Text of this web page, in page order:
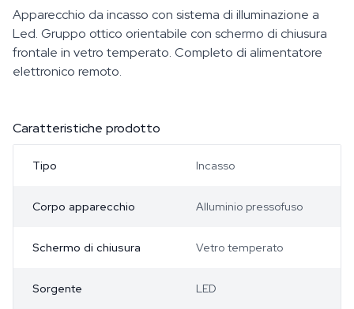
Apparecchio da incasso con sistema di illuminazione a
Led. Gruppo ottico orientabile con schermo di chiusura
frontale in vetro temperato. Completo di alimentatore
elettronico remoto.
Caratteristiche prodotto
Tipo Incasso
Corpo apparecchio Alluminio pressofuso
Schermo di chiusura Vetro temperato
Sorgente LED